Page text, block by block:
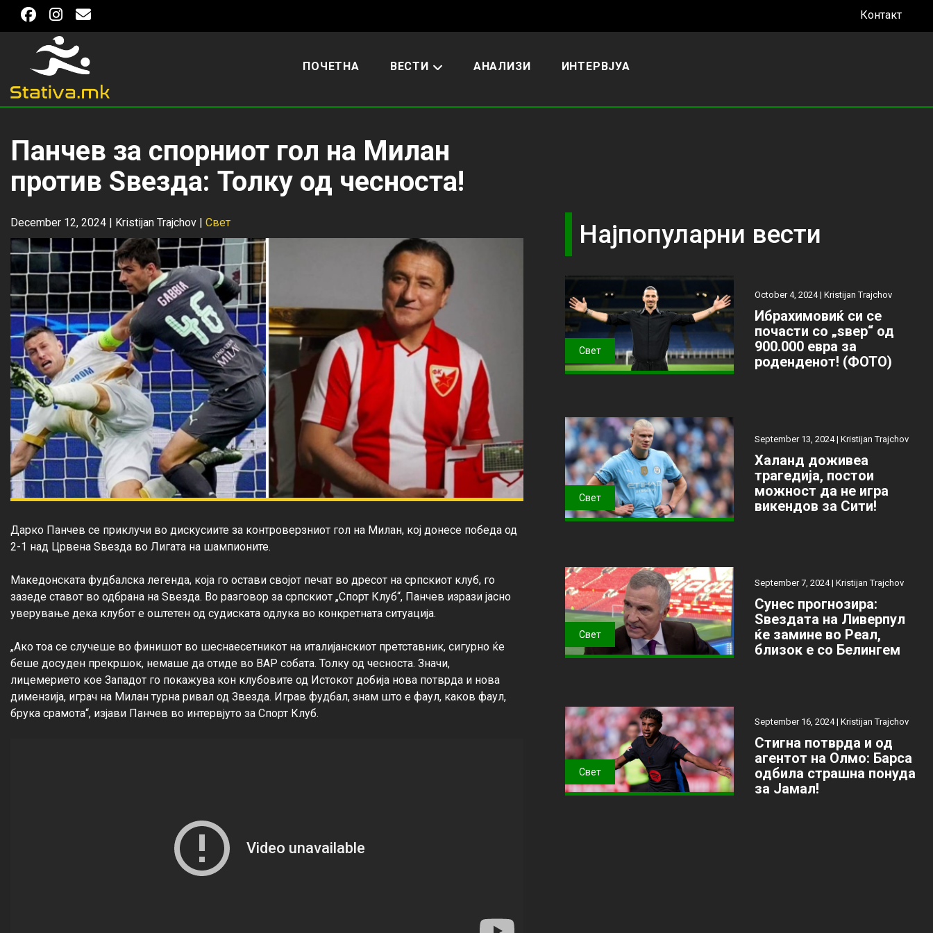
Контакт
ПОЧЕТНА ВЕСТИ АНАЛИЗИ ИНТЕРВЈУА
Панчев за спорниот гол на Милан
против Ѕвезда: Толку од чесноста!
December 12, 2024 | Kristijan Trajchov | Свет
Дарко Панчев се приклучи во дискусиите за контроверзниот гол на Милан, кој донесе победа од
2-1 над Црвена Ѕвезда во Лигата на шампионите.
Македонската фудбалска легенда, која го остави својот печат во дресот на српскиот клуб, го
зазеде ставот во одбрана на Ѕвезда. Во разговор за српскиот „Спорт Клуб“, Панчев изрази јасно
уверување дека клубот е оштетен од судиската одлука во конкретната ситуација.
„Ако тоа се случеше во финишот во шеснаесетникот на италијанскиот претставник, сигурно ќе
беше досуден прекршок, немаше да отиде во ВАР собата. Толку од чесноста. Значи,
лицемерието кое Западот го покажува кон клубовите од Истокот добија нова потврда и нова
димензија, играч на Милан турна ривал од Звезда. Играв фудбал, знам што е фаул, каков фаул,
брука срамота“, изјави Панчев во интервјуто за Спорт Клуб.
Најпопуларни вести
Свет
October 4, 2024 | Kristijan Trajchov
Ибрахимовиќ си се
почасти со „ѕвер“ од
900.000 евра за
роденденот! (ФОТО)
Свет
September 13, 2024 | Kristijan Trajchov
Халанд доживеа
трагедија, постои
можност да не игра
викендов за Сити!
Свет
September 7, 2024 | Kristijan Trajchov
Сунес прогнозира:
Ѕвездата на Ливерпул
ќе замине во Реал,
близок е со Белингем
Свет
September 16, 2024 | Kristijan Trajchov
Стигна потврда и од
агентот на Олмо: Барса
одбила страшна понуда
за Јамал!